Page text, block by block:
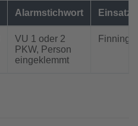
Alarmstichwort
VU 1 oder 2
PKW, Person
eingeklemmt
Finning